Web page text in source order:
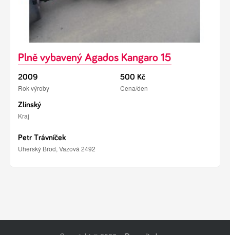
Plně vybavený Agados Kangaro 15
2009
Rok výroby
500 Kč
Cena/den
Zlínský
Kraj
Petr Trávníček
Uherský Brod, Vazová 2492